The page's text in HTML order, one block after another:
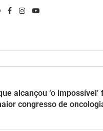
alcançou ‘o impossível’
congresso de